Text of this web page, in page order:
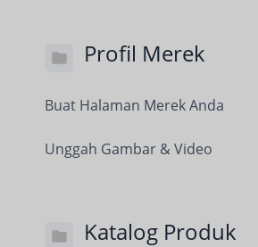
Profil Merek
Buat Halaman Merek Anda
Unggah Gambar & Video
Katalog Produk